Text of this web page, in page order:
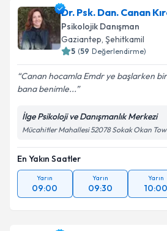
Dr. Psk. Dan. Canan
Psikolojik Danışman
Gaziantep, Şehitkamil
5 (59 Değerlendirme)
Canan hocamla Emdr ye başlarken
bana benimle...
İlge Psikoloji ve Danışmanlık Merkezi
Mücahitler Mahallesi 52078 Sokak Okan
En Yakın Saatler
Yarın
09:00
Yarın
09:30
Yarın
10:00